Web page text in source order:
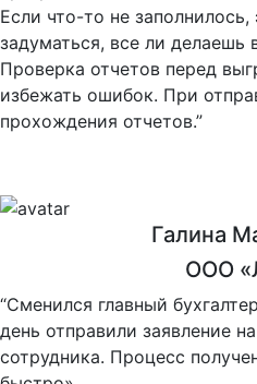
Если что-то не заполнилось,
задуматься, все ли делаешь
Проверка отчетов перед
избежать ошибок. При
прохождения отчетов.”
Галина
ООО
“Сменился главный
день отправили заявление
сотрудника. Процесс